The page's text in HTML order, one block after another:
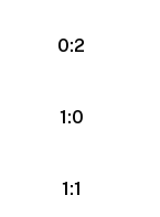
0:2
1:0
1:1